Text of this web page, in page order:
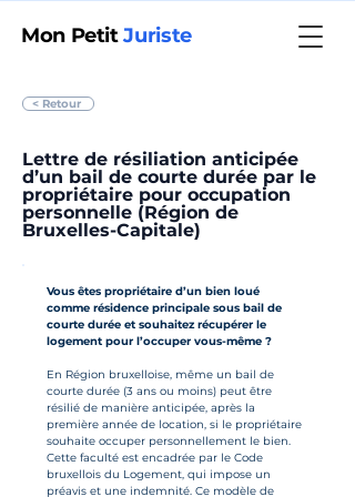
Mon PetitJuriste
< Retour
Lettre de résiliation anticipée
d’un bail de courte durée par le
propriétaire pour occupation
personnelle (Région de
Bruxelles-Capitale)
Vous êtes propriétaire d’un bien loué
comme résidence principale sous bail de
courte durée et souhaitez récupérer le
logement pour l’occuper vous-même ?
En Région bruxelloise, même un bail de
courte durée (3 ans ou moins) peut être
résilié de manière anticipée, après la
première année de location, si le propriétaire
souhaite occuper personnellement le bien.
Cette faculté est encadrée par le Code
bruxellois du Logement, qui impose un
préavis et une indemnité. Ce modèle de